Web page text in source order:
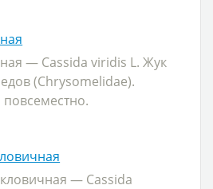
— Cassida viridis L. Жук
(Chrysomelidae).
— Cassida